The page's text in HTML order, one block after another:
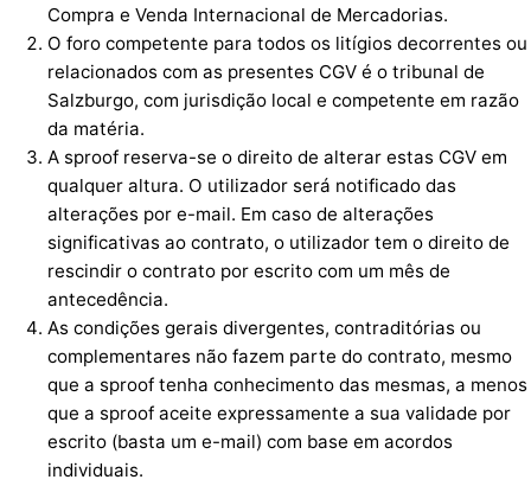
Compra e Venda Internacional de Mercadorias.
O foro competente para todos os litígios decorrentes ou
relacionados com as presentes CGV é o tribunal de
Salzburgo, com jurisdição local e competente em razão
da matéria.
A sproof reserva-se o direito de alterar estas CGV em
qualquer altura. O utilizador será notificado das
alterações por e-mail. Em caso de alterações
significativas ao contrato, o utilizador tem o direito de
rescindir o contrato por escrito com um mês de
antecedência.
As condições gerais divergentes, contraditórias ou
complementares não fazem parte do contrato, mesmo
que a sproof tenha conhecimento das mesmas, a menos
que a sproof aceite expressamente a sua validade por
escrito (basta um e-mail) com base em acordos
individuais.